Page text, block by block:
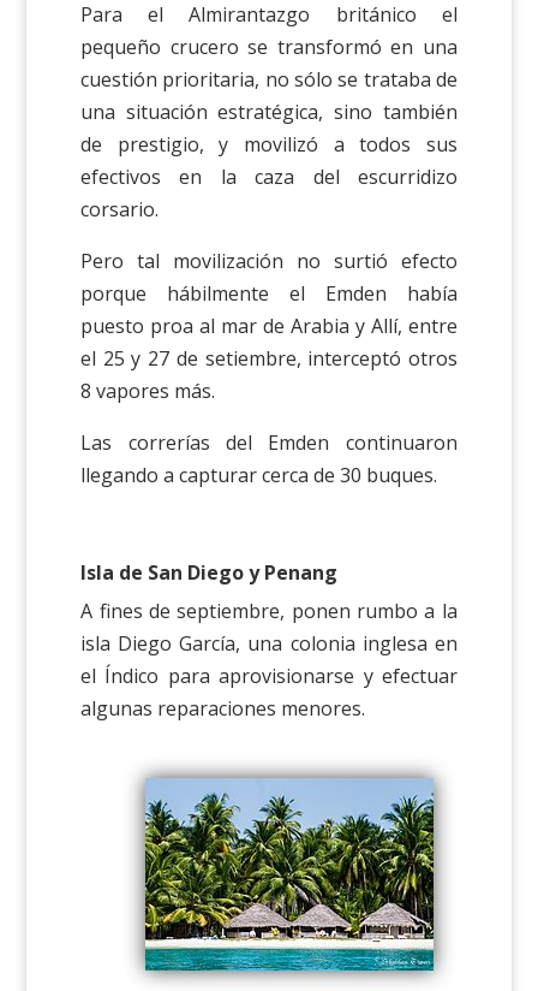
Para el Almirantazgo británico el
pequeño crucero se transformó en una
cuestión prioritaria, no sólo se trataba de
una situación estratégica, sino también
de prestigio, y movilizó a todos sus
efectivos en la caza del escurridizo
corsario.
Pero tal movilización no surtió efecto
porque hábilmente el Emden había
puesto proa al mar de Arabia y Allí, entre
el 25 y 27 de setiembre, interceptó otros
8 vapores más.
Las correrías del Emden continuaron
llegando a capturar cerca de 30 buques.
Isla de San Diego y Penang
A fines de septiembre, ponen rumbo a la
isla Diego García, una colonia inglesa en
el Índico para aprovisionarse y efectuar
algunas reparaciones menores.